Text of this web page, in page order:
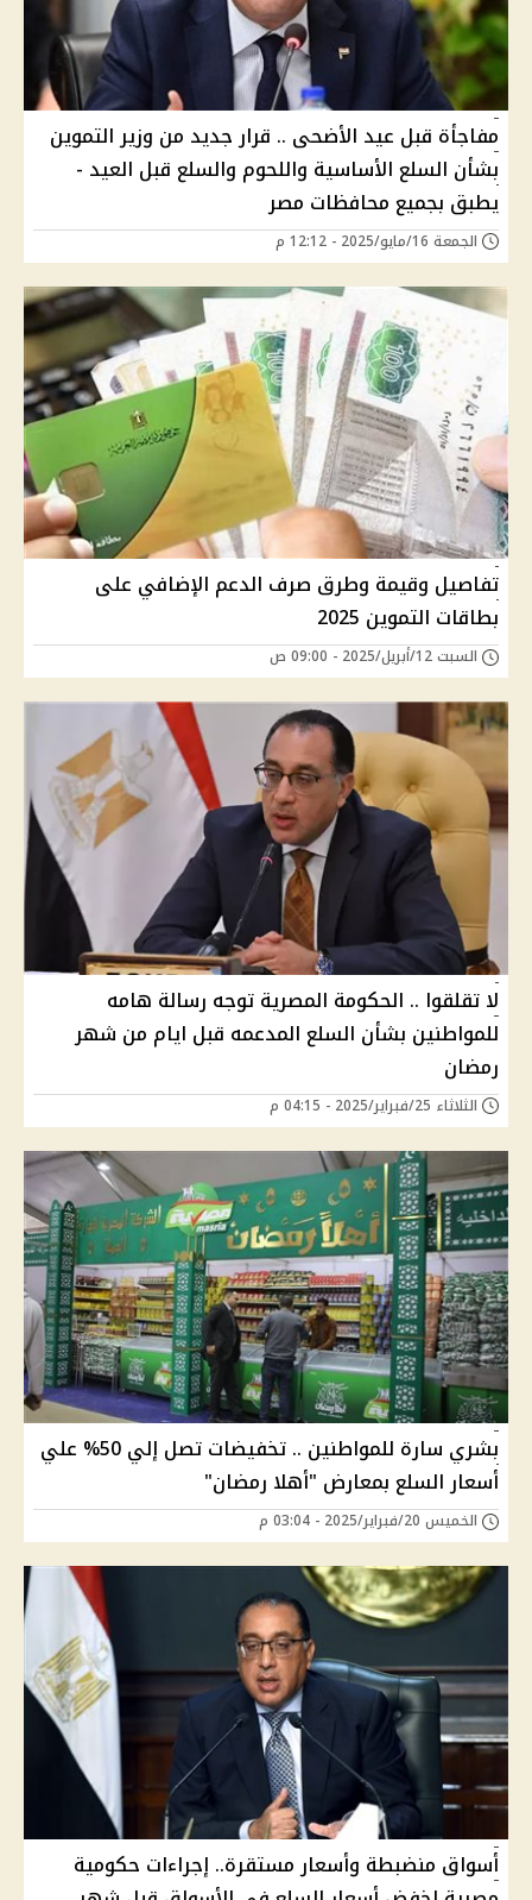
مفاجأة قبل عيد الأضحى .. قرار جديد من وزير التموين
بشأن السلع الأساسية واللحوم والسلع قبل العيد -
يطبق بجميع محافظات مصر
الجمعة 16/مايو/2025 - 12:12 م
تفاصيل وقيمة وطرق صرف الدعم الإضافي على
بطاقات التموين 2025
السبت 12/أبريل/2025 - 09:00 ص
لا تقلقوا .. الحكومة المصرية توجه رسالة هامه
للمواطنين بشأن السلع المدعمه قبل ايام من شهر
رمضان
الثلاثاء 25/فبراير/2025 - 04:15 م
بشري سارة للمواطنين .. تخفيضات تصل إلي 50% علي
أسعار السلع بمعارض "أهلا رمضان"
الخميس 20/فبراير/2025 - 03:04 م
أسواق منضبطة وأسعار مستقرة.. إجراءات حكومية